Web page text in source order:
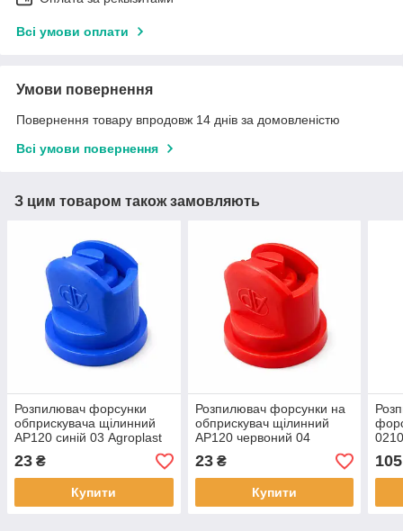
Всі умови оплати
Умови повернення
Повернення товару впродовж 14 днів за домовленістю
Всі умови повернення
З цим товаром також замовляють
Розпилювач форсунки
обприскувача щілинний
AP120 синій 03 Agroplast
AP12003
23 ₴
Купити
Розпилювач форсунки на
обприскувач щілинний
AP120 червоний 04
Agroplast AP12004
23₴
Купити
105